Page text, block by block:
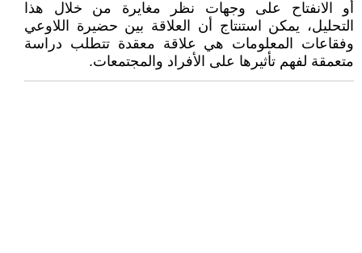
أو الانفتاح على وجهات نظر مغايرة من خلال هذا
التحليل، يمكن استنتاج أن العلاقة بين حضيرة اللاوعي
وفقاعات المعلومات هي علاقة معقدة تتطلب دراسة
متعمقة لفهم تأثيرها على الأفراد والمجتمعات.